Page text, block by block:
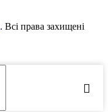
. Всі права захищені